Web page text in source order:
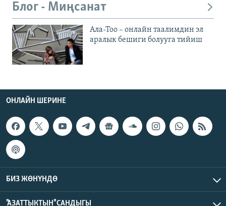
Блог - Миңсанат
Ала-Тоо – онлайн таалимдин эл
аралык бешиги болууга тийиш
ОНЛАЙН ШЕРИНЕ
БИЗ ЖӨНҮНДӨ
"АЗАТТЫКТЫН" САНДЫГЫ